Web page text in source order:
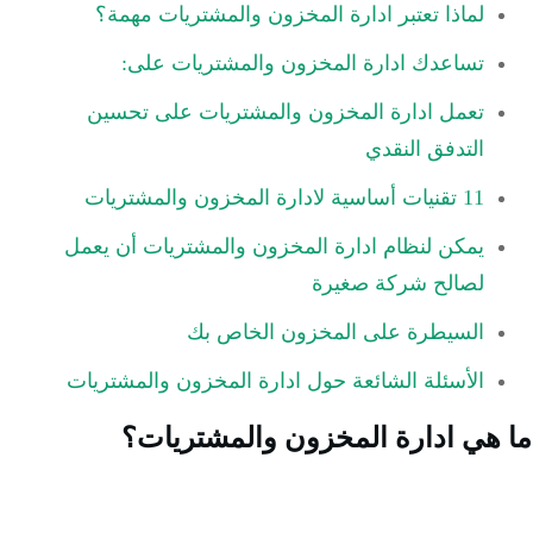
لماذا تعتبر ادارة المخزون والمشتريات مهمة؟
تساعدك ادارة المخزون والمشتريات على:
تعمل ادارة المخزون والمشتريات على تحسين
التدفق النقدي
11 تقنيات أساسية لادارة المخزون والمشتريات
يمكن لنظام ادارة المخزون والمشتريات أن يعمل
لصالح شركة صغيرة
السيطرة على المخزون الخاص بك
الأسئلة الشائعة حول ادارة المخزون والمشتريات
هي ادارة المخزون والمشتريات؟